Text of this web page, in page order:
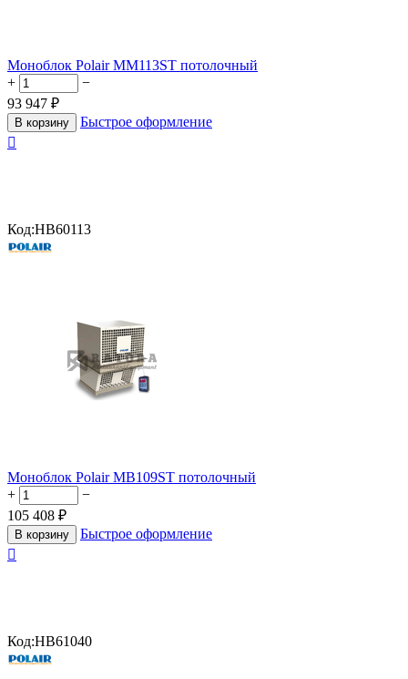
Моноблок Polair MM113ST потолочный
+
−
93 947 ₽
В корзину
Быстрое оформление

Код:HB60113
Моноблок Polair MB109ST потолочный
+
−
105 408 ₽
В корзину
Быстрое оформление

Код:HB61040